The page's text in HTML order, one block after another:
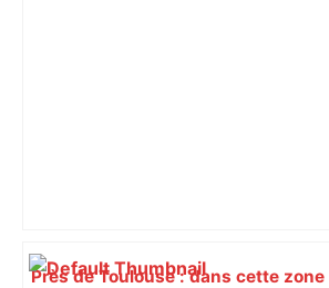
Près de Toulouse : dans cette zone